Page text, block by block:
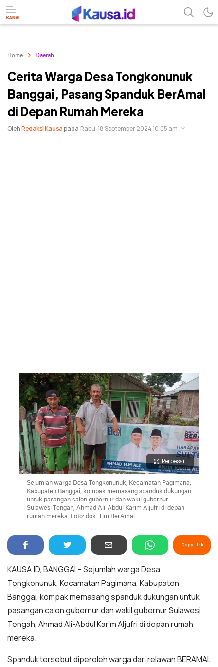
Home Daerah
Cerita Warga Desa Tongkonunuk
Banggai, Pasang Spanduk BerAmal
di Depan Rumah Mereka
OlehRedaksi Kausapada Rabu, 18 September 2024 10:05 am
Perbesar
Sejumlah warga Desa Tongkonunuk, Kecamatan Pagimana,
Kabupaten Banggai, kompak memasang spanduk dukungan
untuk pasangan calon gubernur dan wakil gubernur
Sulawesi Tengah, Ahmad Ali-Abdul Karim Aljufri di depan
rumah mereka. Foto: dok. Tim BerAmal
Copy Link
KAUSA.ID, BANGGAI – Sejumlah warga Desa
Tongkonunuk, Kecamatan Pagimana, Kabupaten
Banggai, kompak memasang spanduk dukungan untuk
pasangan calon gubernur dan wakil gubernur Sulawesi
Tengah, Ahmad Ali-Abdul Karim Aljufri di depan rumah
mereka.
Spanduk tersebut diperoleh warga dari relawan BERAMAL